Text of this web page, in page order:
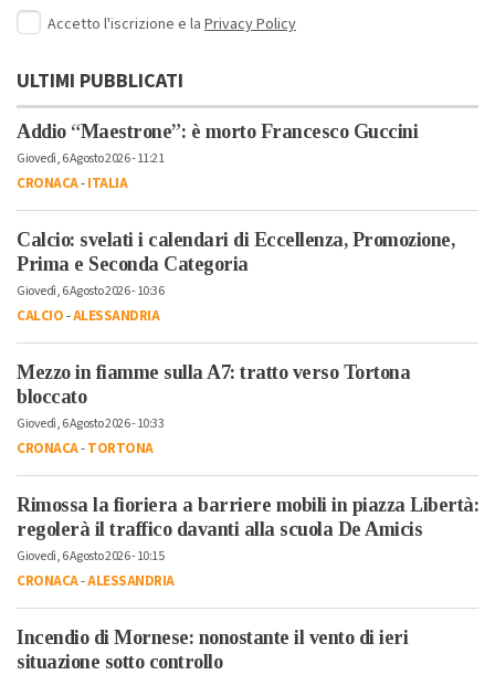
Accetto l'iscrizione e la Privacy Policy
ULTIMI PUBBLICATI
Addio “Maestrone”: è morto Francesco Guccini
Giovedì, 6 Agosto 2026 - 11:21
CRONACA-ITALIA
Calcio: svelati i calendari di Eccellenza, Promozione,
Prima e Seconda Categoria
Giovedì, 6 Agosto 2026 - 10:36
CALCIO-ALESSANDRIA
Mezzo in fiamme sulla A7: tratto verso Tortona
bloccato
Giovedì, 6 Agosto 2026 - 10:33
CRONACA-TORTONA
Rimossa la fioriera a barriere mobili in piazza Libertà:
regolerà il traffico davanti alla scuola De Amicis
Giovedì, 6 Agosto 2026 - 10:15
CRONACA-ALESSANDRIA
Incendio di Mornese: nonostante il vento di ieri
situazione sotto controllo